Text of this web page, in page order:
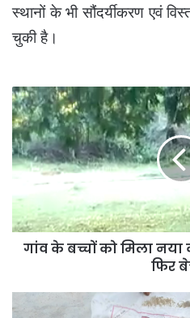
स्थानों के भी सौंदर्यीकरण एवं
चुकी है।
गांव
के
बच्चों
को
मिला
काम
दिन
गांव के बच्चों को मिला नया
फिर